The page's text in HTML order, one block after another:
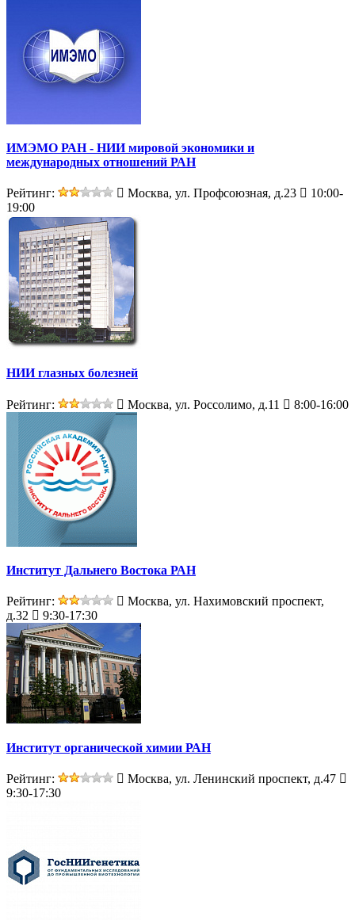
ИМЭМО РАН - НИИ мировой экономики и
международных отношений РАН
Рейтинг: Москва, ул. Профсоюзная, д.23
10:00-
19:00
НИИ глазных болезней
Рейтинг: Москва, ул. Россолимо, д.11 8:00-16:00
Институт Дальнего Востока РАН
Рейтинг:
Москва, ул. Нахимовский проспект,
д.32
9:30-17:30
Институт органической химии РАН
Рейтинг:
Москва, ул. Ленинский проспект, д.47
9:30-17:30